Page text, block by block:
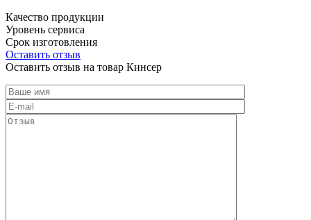
Качество продукции
Уровень сервиса
Срок изготовления
Оставить отзыв
Оставить отзыв на товар Кинсер